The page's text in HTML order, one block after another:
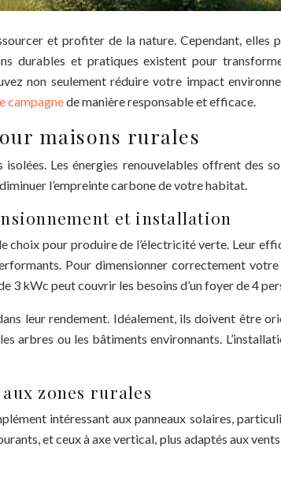
et profiter de la nature. Cependant, elles
durables et pratiques existent pour
non seulement réduire votre impact
campagnede manière responsable et efficace.
maisons rurales
Les énergies renouvelables offrent des
l’empreinte carbone de votre habitat.
et installation
pour produire de l’électricité verte. Leur
Pour dimensionner correctement
3 kWc peut couvrir les besoins d’un foyer de 4
leur rendement. Idéalement, ils doivent être
arbres ou les bâtiments environnants.
zones rurales
intéressant aux panneaux solaires,
et ceux à axe vertical, plus adaptés aux